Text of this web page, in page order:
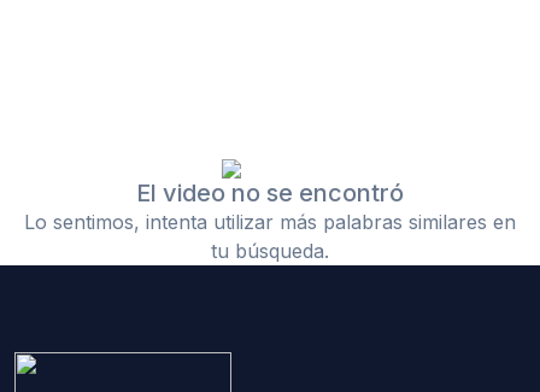
El video no se encontró
Lo sentimos, intenta utilizar más palabras similares en
tu búsqueda.